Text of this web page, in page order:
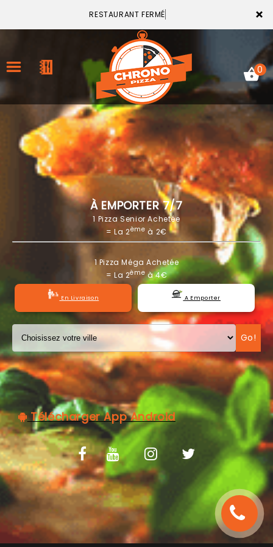
×
RESTAURANT FERMÉ
ACCUEIL
LA CARTE
VOTRE COMPTE
NOTRE RESTAURANT
VOS AVIS
MENTIONS LÉGALES
0
À EMPORTER 7/7
1 Pizza Senior Achetée
= La 2ème à 2€
1 Pizza Méga Achetée
= La 2èmeà 4€
En Livraison A Emporter
Go!
Télécharger App Android